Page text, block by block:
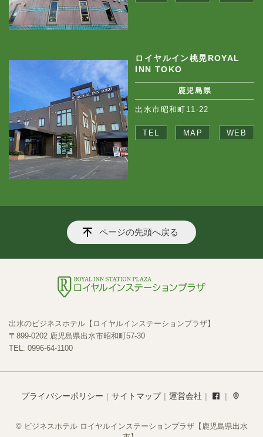
ロイヤルイン桃晃ROYAL
INN TOKO
鹿児島県
出水市昭和町11-22
TEL MAP WEB
ページの先頭へ戻る
出水のビジネスホテル【ロイヤルインステーションプラザ】
〒899-0202 鹿児島県出水市昭和町57-30
TEL: 0996-64-1100
プライバシーポリシー サイトマップ 運営会社
© ビジネスホテル ロイヤルインステーションプラザ【鹿児島県出水